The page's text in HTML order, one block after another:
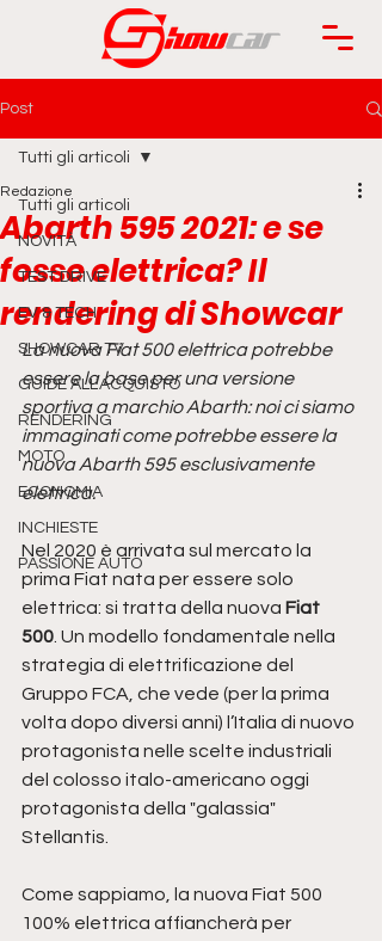
Post
Tutti gli articoli
NOVITÀ
TEST DRIVE
EV & TECH
SHOWCAR TV
GUIDE ALL'ACQUISTO
RENDERING
MOTO
ECONOMIA
INCHIESTE
PASSIONE AUTO
Tutti gli articoli
Abarth 595 2021: e se
fosse elettrica? Il
rendering di Showcar
Redazione
La nuova Fiat 500 elettrica potrebbe
essere la base per una versione
sportiva a marchio Abarth: noi ci siamo
immaginati come potrebbe essere la
nuova Abarth 595 esclusivamente
elettrica.
Nel 2020 è arrivata sul mercato la
prima Fiat nata per essere solo
elettrica: si tratta della nuova Fiat
500 Un modello fondamentale nella
strategia di elettrificazione del
Gruppo FCA, che vede (per la prima
volta dopo diversi anni) l’Italia di nuovo
protagonista nelle scelte industriali
del colosso italo-americano oggi
protagonista della "galassia"
Stellantis.
Come sappiamo, la nuova Fiat 500
100% elettrica affiancherà per